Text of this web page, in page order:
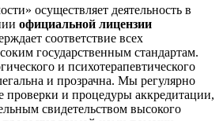
осуществляет деятельность в
официальной лицензии
соответствие всех
государственным стандартам.
и психотерапевтического
и прозрачна. Мы регулярно
проверки и процедуры аккредитации,
свидетельством высокого